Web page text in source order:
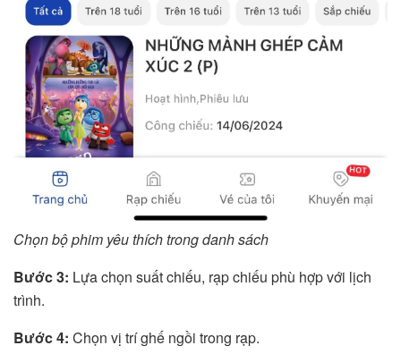
Chọn bộ phim yêu thích trong danh sách
Bước 3: Lựa chọn suất chiếu, rạp chiếu phù hợp với lịch
trình.
Bước 4: Chọn vị trí ghế ngồi trong rạp.